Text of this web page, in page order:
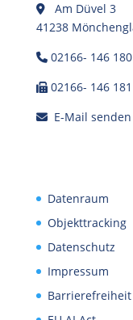
Am Düvel 3
41238
02166- 146 180
02166- 146 181
E-Mail senden
Datenraum
Objekttracking
Datenschutz
Impressum
Barrierefreiheit